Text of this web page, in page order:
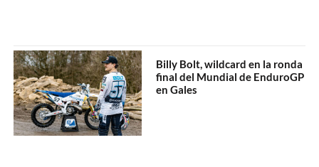
Billy Bolt, wildcard en la ronda
final del Mundial de EnduroGP
en Gales